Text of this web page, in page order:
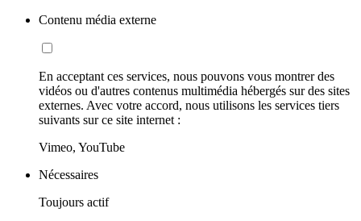
Contenu média externe
En acceptant ces services, nous pouvons vous montrer des
vidéos ou d'autres contenus multimédia hébergés sur des sites
externes. Avec votre accord, nous utilisons les services tiers
suivants sur ce site internet :
Vimeo, YouTube
Nécessaires
Toujours actif